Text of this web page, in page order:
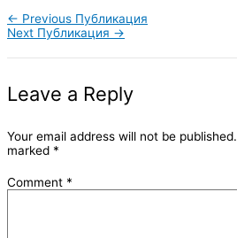
← Previous Публикация
Next Публикация →
Leave a Reply
Your email address will not be published.
marked *
Comment *